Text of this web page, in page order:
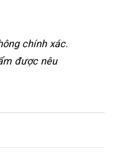
chính xác.
được nêu